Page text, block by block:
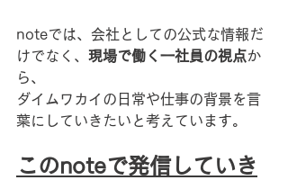
noteでは、会社としての公式な情報だ
けでなく、 現場で働く一社員の視点か
ら、
ダイムワカイの日常や仕事の背景を言
葉にしていきたいと考えています。
このnoteで発信していき